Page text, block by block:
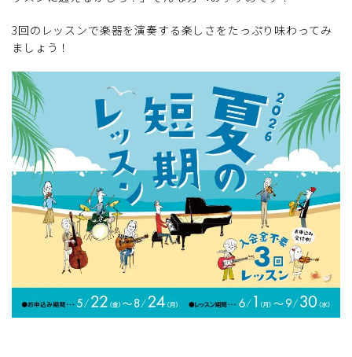
3回のレッスンで楽器を演奏する楽しさをたっぷり味わってみ
ましょう！